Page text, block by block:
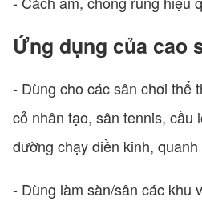
Ứng dụng của cao
- Dùng cho các sân chơi thể
cỏ nhân tạo, sân tennis, cầu
đường chạy điền kinh, quanh
- Dùng làm sàn/sân các khu